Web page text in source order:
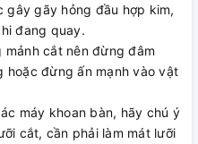
gây gãy hỏng đầu hợp kim,
đang quay.
cắt nên đừng đâm
hoặc đừng ấn mạnh vào vật
máy khoan bàn, hãy chú ý
cắt, cần phải làm mát lưỡi